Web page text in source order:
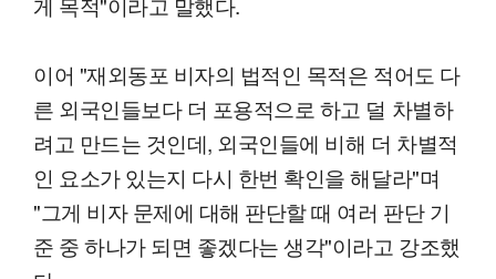
이어 "재외동포 비자의 법적인 목적은 적어도 다
른 외국인들보다 더 포용적으로 하고 덜 차별하
려고 만드는 것인데, 외국인들에 비해 더 차별적
인 요소가 있는지 다시 한번 확인을 해달라"며
"그게 비자 문제에 대해 판단할 때 여러 판단 기
준 중 하나가 되면 좋겠다는 생각"이라고 강조했